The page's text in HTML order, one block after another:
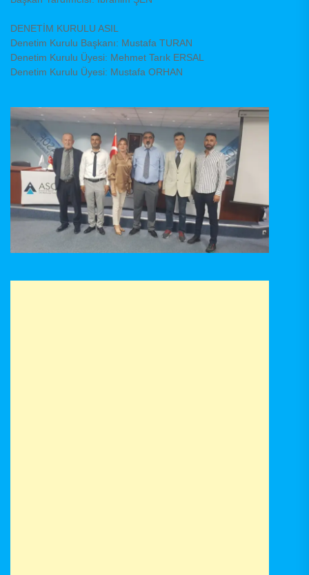
DENETİM KURULU ASIL
Denetim Kurulu Başkanı: Mustafa TURAN
Denetim Kurulu Üyesi: Mehmet Tarık ERSAL
Denetim Kurulu Üyesi: Mustafa ORHAN